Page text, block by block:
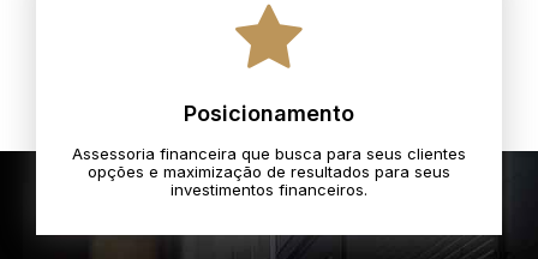
Posicionamento
Assessoria financeira que busca para seus clientes
opções e maximização de resultados para seus
investimentos financeiros.